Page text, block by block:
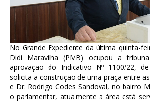
No Grande Expediente da última quinta-
Didi Maravilha (PMB) ocupou a
aprovação do Indicativo Nº 1100/22,
solicita a construção de uma praça entre as
e Dr. Rodrigo Codes Sandoval, no bairro
o parlamentar, atualmente a área está